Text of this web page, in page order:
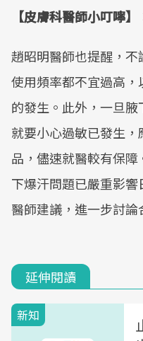
【皮膚科醫師小叮嚀】
趙昭明醫師也提醒，不
使用頻率都不宜過高
的發生。此外，一旦腋
就要小心過敏已發生
品，儘速就醫較有保
下爆汗問題已嚴重影
醫師建議，進一步討論
延伸閱讀
新知